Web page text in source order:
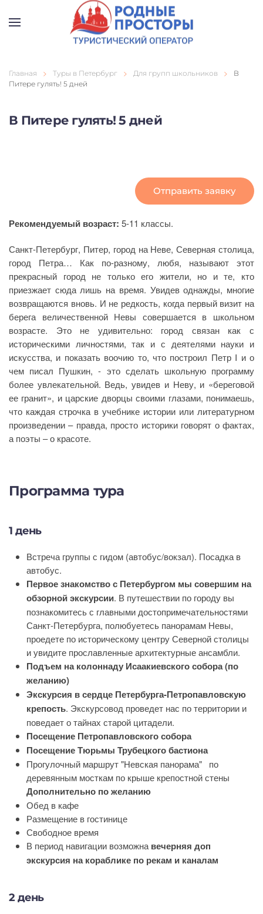
Перейти к содержимому
Главная Туры в Петербург Для групп школьников
В
Питере гулять! 5 дней
В Питере гулять! 5 дней
Отправить заявку
Рекомендуемый возраст: 5-11 классы.
Санкт-Петербург, Питер, город на Неве, Северная столица,
город Петра… Как по-разному, любя, называют этот
прекрасный город не только его жители, но и те, кто
приезжает сюда лишь на время. Увидев однажды, многие
возвращаются вновь. И не редкость, когда первый визит на
берега величественной Невы совершается в школьном
возрасте. Это не удивительно: город связан как с
историческими личностями, так и с деятелями науки и
искусства, и показать воочию то, что построил Петр I и о
чем писал Пушкин, - это сделать школьную программу
более увлекательной. Ведь, увидев и Неву, и «береговой
ее гранит», и царские дворцы своими глазами, понимаешь,
что каждая строчка в учебнике истории или литературном
произведении – правда, просто историки говорят о фактах,
а поэты – о красоте.
Программа тура
1 день
Встреча группы с гидом (автобус/вокзал). Посадка в
автобус.
Первое знакомство с Петербургом мы совершим на
обзорной экскурсии. В путешествии по городу вы
познакомитесь с главными достопримечательностями
Санкт-Петербурга, полюбуетесь панорамам Невы,
проедете по историческому центру Северной столицы
и увидите прославленные архитектурные ансамбли.
Подъем на колоннаду Исаакиевского собора (по
желанию)
Экскурсия в сердце Петербурга-Петропавловскую
крепость. Экскурсовод проведет нас по территории и
поведает о тайнах старой цитадели.
Посещение Петропавловского собора
Посещение Тюрьмы Трубецкого бастиона
Прогулочный маршрут "Невская панорама" по
деревянным мосткам по крыше крепостной стены
Дополнительно по желанию
Обед в кафе
Размещение в гостинице
Свободное время
В период навигации возможна вечерняя доп
экскурсия на кораблике по рекам и каналам
2 день